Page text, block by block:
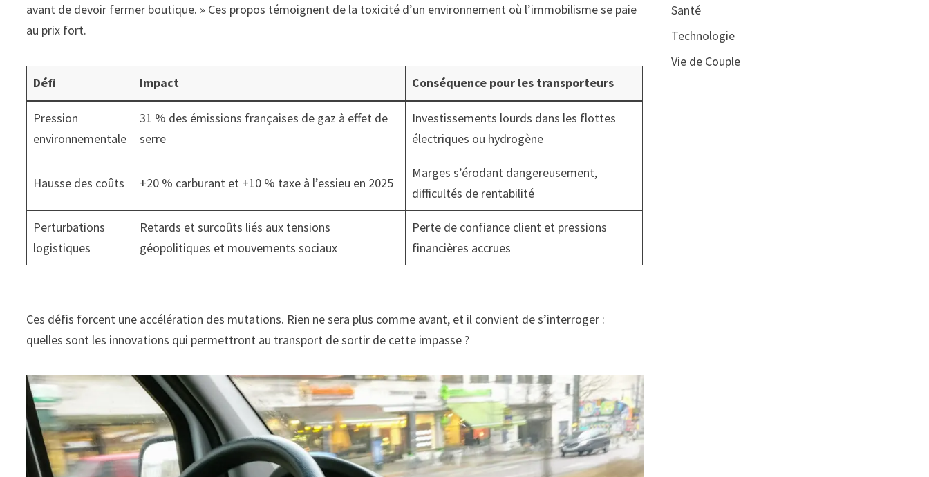
avant de devoir fermer boutique. » Ces propos témoignent de la toxicité d’un environnement où l’immobilisme se paie
au prix fort.
Défi Impact Conséquence pour les transporteurs
Pression
environnementale
31 % des émissions françaises de gaz à effet de
serre
Investissements lourds dans les flottes
électriques ou hydrogène
Hausse des coûts +20 % carburant et +10 % taxe à l’essieu en 2025
Marges s’érodant dangereusement,
difficultés de rentabilité
Perturbations
logistiques
Retards et surcoûts liés aux tensions
géopolitiques et mouvements sociaux
Perte de confiance client et pressions
financières accrues
Ces défis forcent une accélération des mutations. Rien ne sera plus comme avant, et il convient de s’interroger :
quelles sont les innovations qui permettront au transport de sortir de cette impasse ?
Santé
Technologie
Vie de Couple